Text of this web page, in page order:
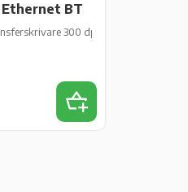
Ethernet BT
300 dpi, USB RS232
Lägg till i favoriter